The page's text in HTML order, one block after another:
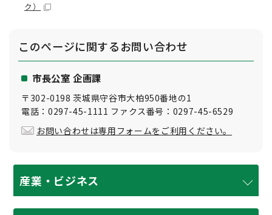
ク）
このページに関するお問い合わせ
市長公室 企画課
〒302-0198 茨城県守谷市大柏950番地の1
電話：0297-45-1111 ファクス番号：0297-45-6529
お問い合わせは専用フォームをご利用ください。
産業・ビジネス